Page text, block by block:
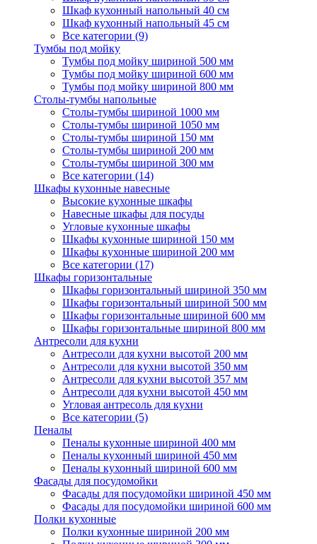
Шкаф кухонный напольный 40 см
Шкаф кухонный напольный 45 см
Все категории (9)
Тумбы под мойку
Тумбы под мойку шириной 500 мм
Тумбы под мойку шириной 600 мм
Тумбы под мойку шириной 800 мм
Столы-тумбы напольные
Столы-тумбы шириной 1000 мм
Столы-тумбы шириной 1050 мм
Столы-тумбы шириной 150 мм
Столы-тумбы шириной 200 мм
Столы-тумбы шириной 300 мм
Все категории (14)
Шкафы кухонные навесные
Высокие кухонные шкафы
Навесные шкафы для посуды
Угловые кухонные шкафы
Шкафы кухонные шириной 150 мм
Шкафы кухонные шириной 200 мм
Все категории (17)
Шкафы горизонтальные
Шкафы горизонтальный шириной 350 мм
Шкафы горизонтальный шириной 500 мм
Шкафы горизонтальные шириной 600 мм
Шкафы горизонтальные шириной 800 мм
Антресоли для кухни
Антресоли для кухни высотой 200 мм
Антресоли для кухни высотой 350 мм
Антресоли для кухни высотой 357 мм
Антресоли для кухни высотой 450 мм
Угловая антресоль для кухни
Все категории (5)
Пеналы
Пеналы кухонные шириной 400 мм
Пеналы кухонный шириной 450 мм
Пеналы кухонный шириной 600 мм
Фасады для посудомойки
Фасады для посудомойки шириной 450 мм
Фасады для посудомойки шириной 600 мм
Полки кухонные
Полки кухонные шириной 200 мм